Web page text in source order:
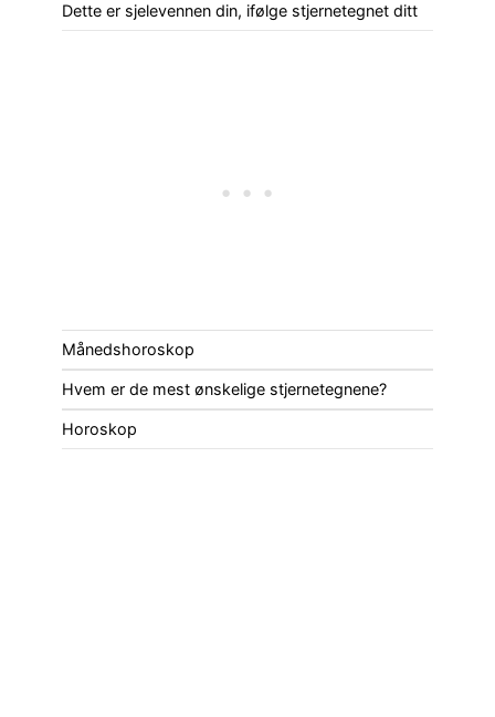
Dette er sjelevennen din, ifølge stjernetegnet ditt
Månedshoroskop
Hvem er de mest ønskelige stjernetegnene?
Horoskop